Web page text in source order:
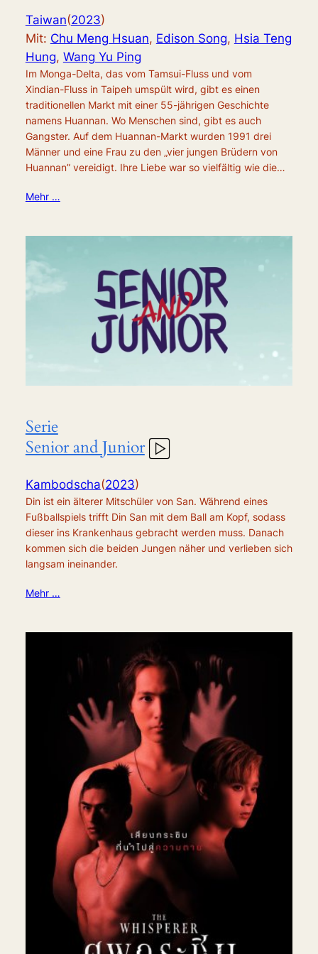
Taiwan(2023)
Mit: Chu Meng Hsuan, Edison Song, Hsia Teng
Hung, Wang Yu Ping
Im Monga-Delta, das vom Tamsui-Fluss und vom
Xindian-Fluss in Taipeh umspült wird, gibt es einen
traditionellen Markt mit einer 55-jährigen Geschichte
namens Huannan. Wo Menschen sind, gibt es auch
Gangster. Auf dem Huannan-Markt wurden 1991 drei
Männer und eine Frau zu den „vier jungen Brüdern von
Huannan” vereidigt. Ihre Liebe war so vielfältig wie die…
Mehr …
Serie
Senior and Junior
Kambodscha(2023)
Din ist ein älterer Mitschüler von San. Während eines
Fußballspiels trifft Din San mit dem Ball am Kopf, sodass
dieser ins Krankenhaus gebracht werden muss. Danach
kommen sich die beiden Jungen näher und verlieben sich
langsam ineinander.
Mehr …